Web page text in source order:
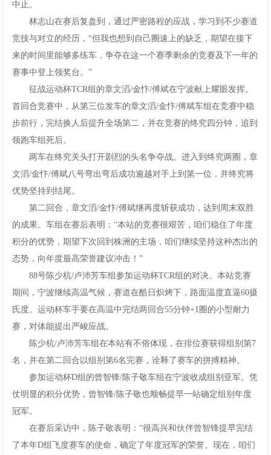
中止。
林志山在赛后复盘到，通过严密路程的应战，学习到不少赛道
竞技与对立的经历，“但我也想到自己圈速上的缺乏，期望在接下
来的时间里能够多练车，争夺在这一个赛季剩余的竞赛及下一年的
赛事中登上领奖台。”
征战运动杯TCR组的章文滔/金忭/傅斌在宁波献上耀眼发挥。
首回合竞赛中，从第三位发车的章文滔/金忭/傅斌车组在竞赛中稳
步前行，完结换人后提升全场第二，并在竞赛的终究四分钟，追到
领跑车组死后。
两车在终究关头打开剧烈的头名争夺战。进入到终究两圈，章
文滔/金忭/傅斌八号弯出弯后成功逾越对手上到第一位，并终究将
优势坚持到结尾。
第二回合，章文滔/金忭/傅斌继再度斩获成功，达到周末双胜
的成果。车组在赛后表明：“本站的竞赛很艰苦，咱们稳住了年度
积分的优势，期望下次回到株洲的主场，咱们继续坚持这种杰出的
态势，向年度最高荣誉建议冲击！”
88号陈少杭/卢沛芳车组参加运动杯TCR组的对决。本站竞赛
期间，宁波继续高温气候，赛道在酷日炽烤下，路面温度直逼60摄
氏度。运动杯车手要在高温中完结两回合55分钟+1圈的小型耐力
赛，对体能提出严峻应战。
陈少杭/卢沛芳车组在本站有不俗体现，在排位赛获得组别第7
名，并在第二回合以组别第6名完赛，诠释了赛车的拼搏精神。
参加运动杯D组的曾智锋/陈子敬车组在宁波收成组别亚军。凭
仗明显的积分优势，曾智锋/陈子敬也顺畅提早一站确定组别年度
冠军。
在赛后采访中，陈子敬表明：“很高兴和伙伴曾智锋提早完结
了本年D组飞度赛车的使命，确定了年度冠军的荣誉。现在，咱们